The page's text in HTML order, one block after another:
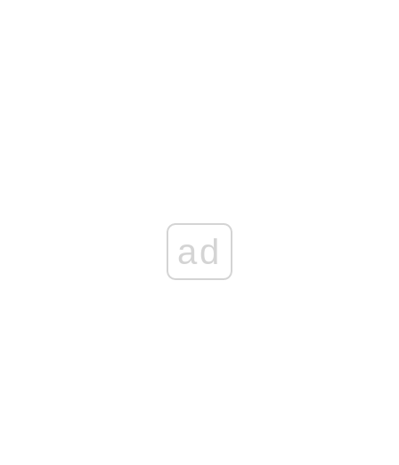
ad